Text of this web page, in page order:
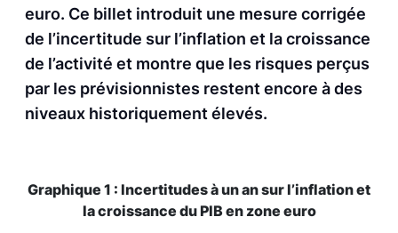
euro. Ce billet introduit une mesure corrigée
de l’incertitude sur l’inflation et la croissance
de l’activité et montre que les risques perçus
par les prévisionnistes restent encore à des
niveaux historiquement élevés.
Graphique 1 : Incertitudes à un an sur l’inflation et
la croissance du PIB en zone euro